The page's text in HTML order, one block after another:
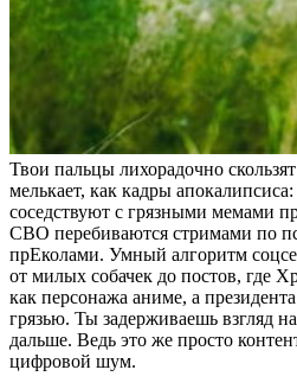
Твои пальцы лихорадочно
мелькает, как кадры
соседствуют с грязными мемами
СВО перебиваются стримами по
прЕколами. Умный алгоритм
от милых собачек до постов, где
как персонажа аниме, а
грязью. Ты задерживаешь взгляд
дальше. Ведь это же просто
цифровой шум.